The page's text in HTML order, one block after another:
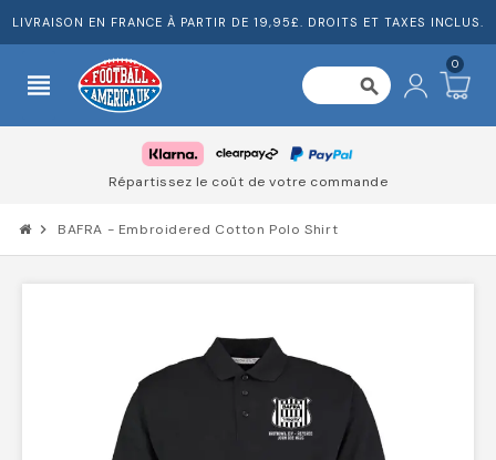
LIVRAISON EN FRANCE À PARTIR DE 19,95£. DROITS ET TAXES INCLUS.
view_headline search
0
Répartissez le coût de votre commande
chevron_right BAFRA - Embroidered Cotton Polo Shirt